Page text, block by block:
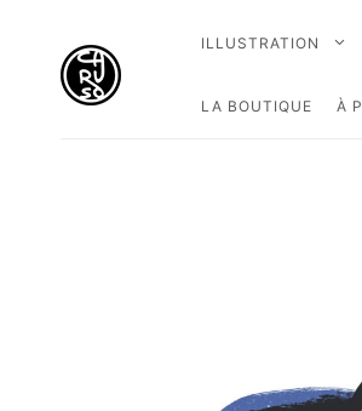
ILLUSTRATION
LA BOUTIQUE À